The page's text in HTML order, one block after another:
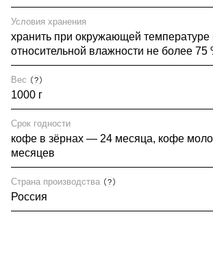
Условия хранения
хранить при окружающей
относительной влажности не более 75
Вес ?
1000 г
Срок годности
кофе в зёрнах — 24 месяца, кофе
месяцев
Страна производства ?
Россия